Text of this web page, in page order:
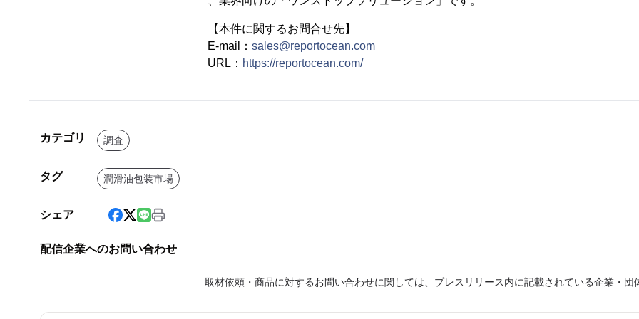
【本件に関するお問合せ先】
E-mail： sales@reportocean.com
URL： https://reportocean.com/
カテゴリ 調査
タグ 潤滑油包装市場
シェア
配信企業へのお問い合わせ
取材依頼・商品に対するお問い合わせに関しては、プレスリリース内に記載されている企業・団